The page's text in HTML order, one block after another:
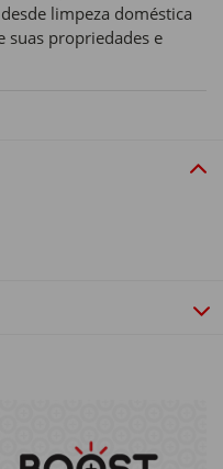
limpeza doméstica
suas propriedades e